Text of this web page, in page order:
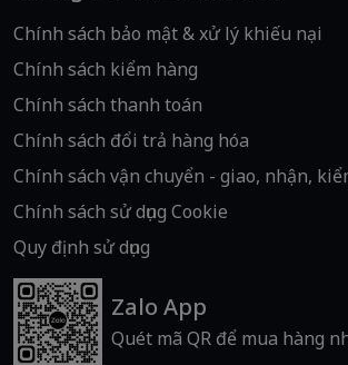
Chính sách bảo mật & xử lý khiếu nại
Chính sách kiểm hàng
Chính sách thanh toán
Chính sách đổi trả hàng hóa
Chính sách vận chuyển - giao, nhận,
Chính sách sử dụng Cookie
Quy định sử dụng
Zalo App
Quét mã QR để mua hàng